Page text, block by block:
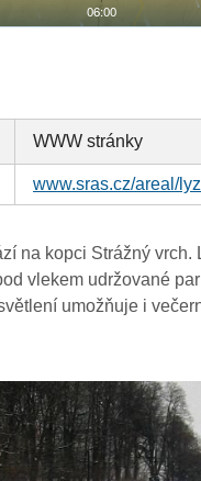
WWW stránky
www.sras.cz/areal/
na kopci Strážný
vlekem udržované
umožňuje i